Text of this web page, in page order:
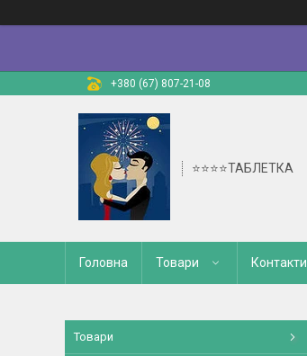
+380 (67) 807-21-08
⭐⭐⭐⭐ТАБЛЕТКА
Головна Товари Контакти
Товари